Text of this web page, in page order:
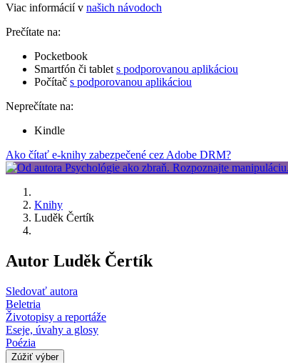
Viac informácií v našich návodoch
Prečítate na:
Pocketbook
Smartfón či tablet s podporovanou aplikáciou
Počítač s podporovanou aplikáciou
Neprečítate na:
Kindle
Ako čítať e-knihy zabezpečené cez Adobe DRM?
Knihy
Luděk Čertík
Autor Luděk Čertík
Sledovať autora
Beletria
Životopisy a reportáže
Eseje, úvahy a glosy
Poézia
Zúžiť výber